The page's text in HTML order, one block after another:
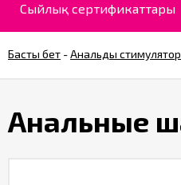
Сыйлық сертификаттары
Басты бет -Анальды
Анальные